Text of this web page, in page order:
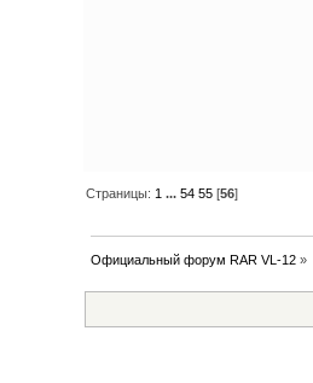
Страницы: 1 ...54 55 [56]
Официальный форум RAR VL-12 »